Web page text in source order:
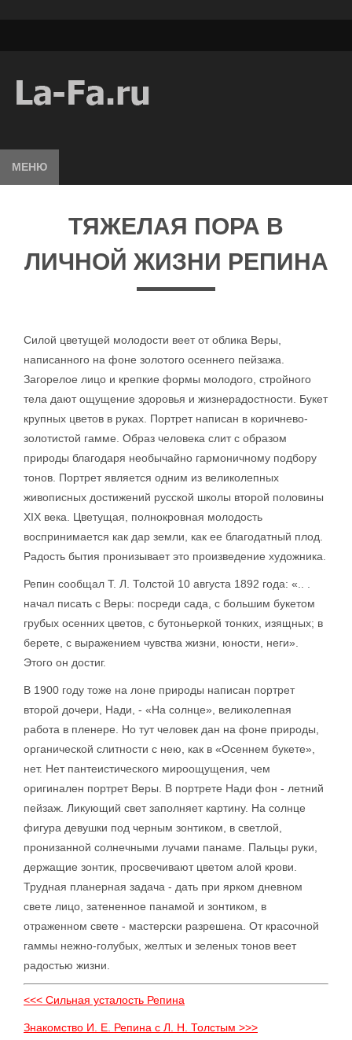
МЕНЮ
ТЯЖЕЛАЯ ПОРА В
ЛИЧНОЙ ЖИЗНИ РЕПИНА
Силой цветущей молодости веет от облика Веры,
написанного на фоне золотого осеннего пейзажа.
Загорелое лицо и крепкие формы молодого, стройного
тела дают ощущение здоровья и жизнерадостности. Букет
крупных цветов в руках. Портрет написан в коричнево-
золотистой гамме. Образ человека слит с образом
природы благодаря необычайно гармоничному подбору
тонов. Портрет является одним из великолепных
живописных достижений русской школы второй половины
XIX века. Цветущая, полнокровная молодость
воспринимается как дар земли, как ее благодатный плод.
Радость бытия пронизывает это произведение художника.
Репин сообщал Т. Л. Толстой 10 августа 1892 года: «.. .
начал писать с Веры: посреди сада, с большим букетом
грубых осенних цветов, с бутоньеркой тонких, изящных; в
берете, с выражением чувства жизни, юности, неги».
Этого он достиг.
В 1900 году тоже на лоне природы написан портрет
второй дочери, Нади, - «На солнце», великолепная
работа в пленере. Но тут человек дан на фоне природы,
органической слитности с нею, как в «Осеннем букете»,
нет. Нет пантеистического мироощущения, чем
оригинален портрет Веры. В портрете Нади фон - летний
пейзаж. Ликующий свет заполняет картину. На солнце
фигура девушки под черным зонтиком, в светлой,
пронизанной солнечными лучами панаме. Пальцы руки,
держащие зонтик, просвечивают цветом алой крови.
Трудная планерная задача - дать при ярком дневном
свете лицо, затененное панамой и зонтиком, в
отраженном свете - мастерски разрешена. От красочной
гаммы нежно-голубых, желтых и зеленых тонов веет
радостью жизни.
<<< Сильная усталость Репина
Знакомство И. Е. Репина с Л. Н. Толстым >>>